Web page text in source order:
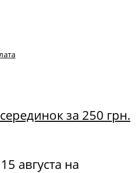
за 250 грн.
августа на